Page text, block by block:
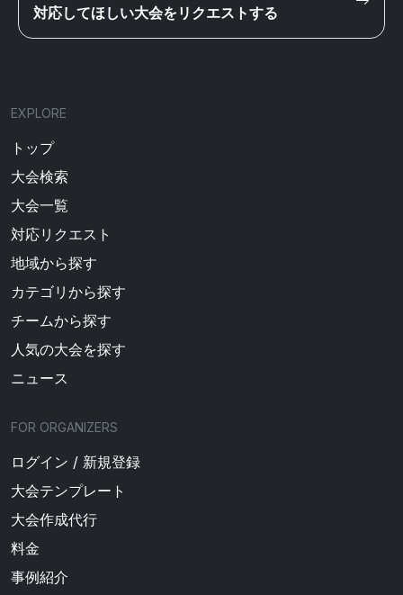
対応してほしい大会をリクエストする
EXPLORE
トップ
大会検索
大会一覧
対応リクエスト
地域から探す
カテゴリから探す
チームから探す
人気の大会を探す
ニュース
FOR ORGANIZERS
ログイン / 新規登録
大会テンプレート
大会作成代行
料金
事例紹介